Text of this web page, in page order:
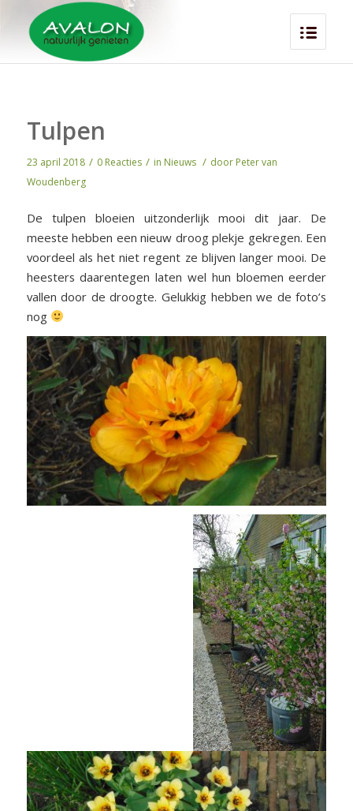
Tulpen
23 april 2018 / 0 Reacties / in Nieuws / door Peter van
Woudenberg
De tulpen bloeien uitzonderlijk mooi dit jaar. De
meeste hebben een nieuw droog plekje gekregen. Een
voordeel als het niet regent ze blijven langer mooi. De
heesters daarentegen laten wel hun bloemen eerder
vallen door de droogte. Gelukkig hebben we de foto’s
nog